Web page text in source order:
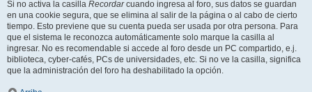
Si no activa la casilla Recordarcuando ingresa al foro, sus datos se guardan
en una cookie segura, que se elimina al salir de la página o al cabo de cierto
tiempo. Esto previene que su cuenta pueda ser usada por otra persona. Para
que el sistema le reconozca automáticamente solo marque la casilla al
ingresar. No es recomendable si accede al foro desde un PC compartido, e.j.
biblioteca, cyber-cafés, PCs de universidades, etc. Si no ve la casilla, significa
que la administración del foro ha deshabilitado la opción.